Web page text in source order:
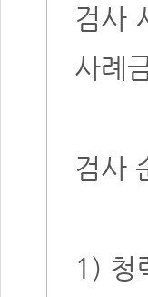
검사
사례
검사
1) 청